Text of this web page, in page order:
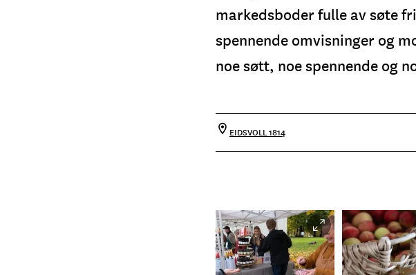
markedsboder fulle av søte
spennende omvisninger og
noe søtt, noe spennende og
EIDSVOLL 1814